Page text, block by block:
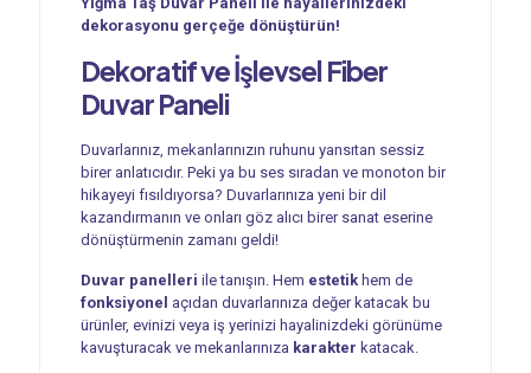
dekorasyonu gerçeğe dönüştürün!
Dekoratif ve İşlevselFiber
Duvar Paneli
Duvarlarınız, mekanlarınızın ruhunu yansıtan sessiz
birer anlatıcıdır. Peki ya bu ses sıradan ve monoton bir
hikayeyi fısıldıyorsa? Duvarlarınıza yeni bir dil
kazandırmanın ve onları göz alıcı birer sanat eserine
dönüştürmenin zamanı geldi!
Duvar panelleri ile tanışın. Hem estetikhem de
fonksiyonel açıdan duvarlarınıza değer katacak bu
ürünler, evinizi veya iş yerinizi hayalinizdeki görünüme
kavuşturacak ve mekanlarınıza karakter katacak.